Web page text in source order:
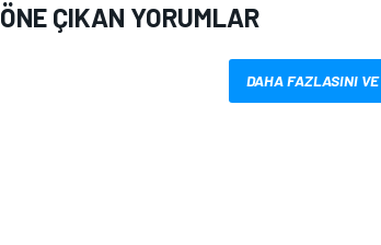
ÖNE ÇIKAN YORUMLAR
DAHA FAZLASINI